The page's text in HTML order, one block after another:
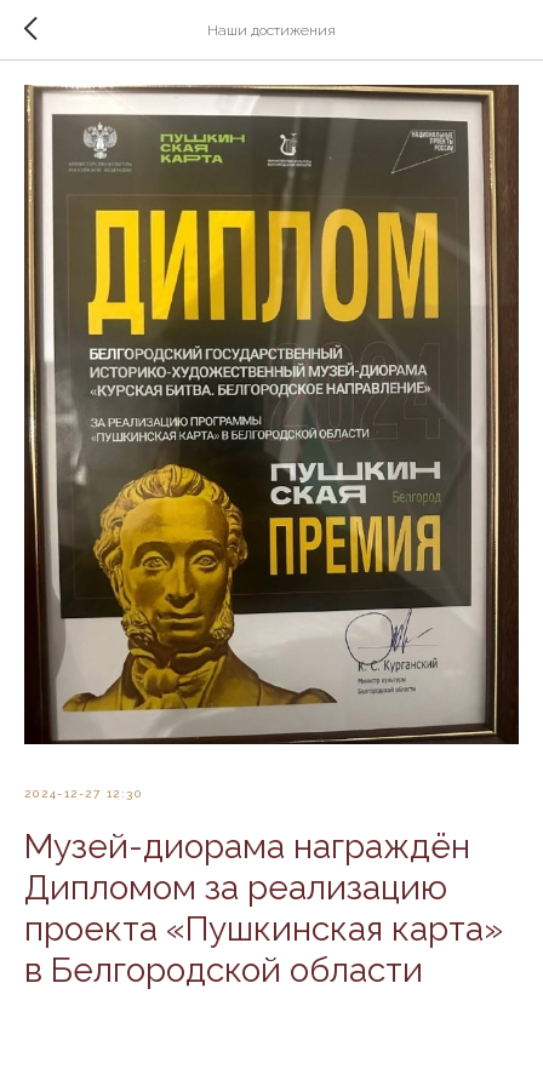
Наши достижения
2024-12-27 12:30
Музей-диорама награждён
Дипломом за реализацию
проекта «Пушкинская карта»
в Белгородской области